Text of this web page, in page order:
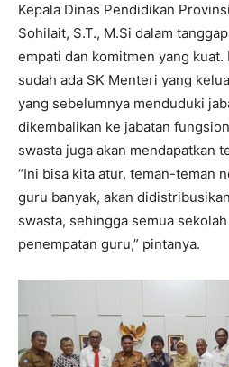
Kepala Dinas Pendidikan
Sohilait, S.T., M.Si dalam
empati dan komitmen yang kuat.
sudah ada SK Menteri yang
yang sebelumnya menduduki
dikembalikan ke jabatan
swasta juga akan mendapatkan
“Ini bisa kita atur, teman-teman
guru banyak, akan
swasta, sehingga semua
penempatan guru,” pintanya.